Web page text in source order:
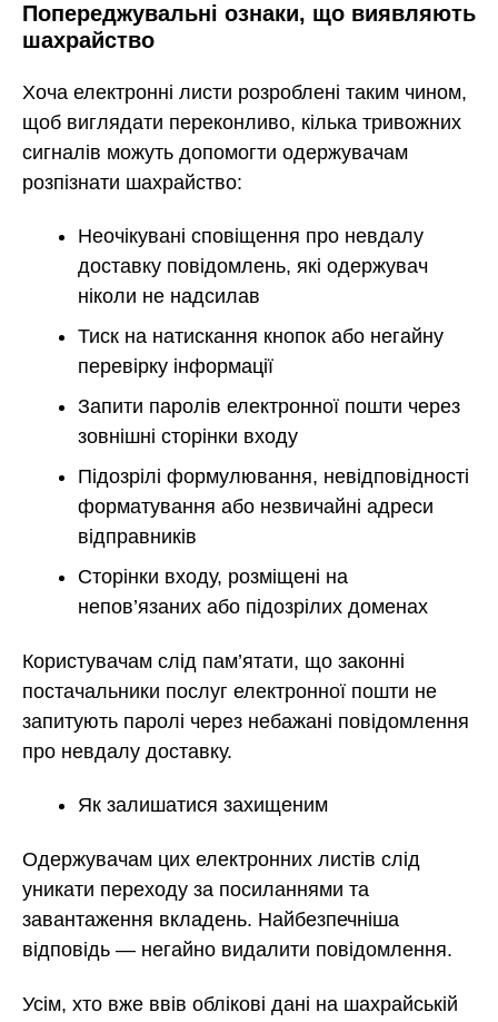
Попереджувальні ознаки, що виявляють
шахрайство
Хоча електронні листи розроблені таким чином,
щоб виглядати переконливо, кілька тривожних
сигналів можуть допомогти одержувачам
розпізнати шахрайство:
Неочікувані сповіщення про невдалу
доставку повідомлень, які одержувач
ніколи не надсилав
Тиск на натискання кнопок або негайну
перевірку інформації
Запити паролів електронної пошти через
зовнішні сторінки входу
Підозрілі формулювання, невідповідності
форматування або незвичайні адреси
відправників
Сторінки входу, розміщені на
непов’язаних або підозрілих доменах
Користувачам слід пам’ятати, що законні
постачальники послуг електронної пошти не
запитують паролі через небажані повідомлення
про невдалу доставку.
Як залишатися захищеним
Одержувачам цих електронних листів слід
уникати переходу за посиланнями та
завантаження вкладень. Найбезпечніша
відповідь — негайно видалити повідомлення.
Усім, хто вже ввів облікові дані на шахрайській